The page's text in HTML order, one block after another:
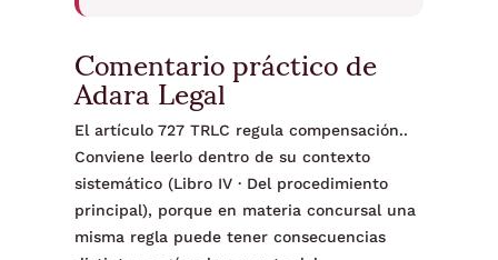
Comentario práctico de
Adara Legal
El artículo 727 TRLC regula compensación..
Conviene leerlo dentro de su contexto
sistemático (Libro IV · Del procedimiento
principal), porque en materia concursal una
misma regla puede tener consecuencias